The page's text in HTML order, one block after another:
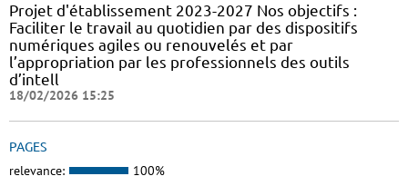
Projet d'établissement 2023-2027 Nos objectifs :
Faciliter le travail au quotidien par des dispositifs
numériques agiles ou renouvelés et par
l’appropriation par les professionnels des outils
d’intell
18/02/2026 15:25
PAGES
relevance: 100%